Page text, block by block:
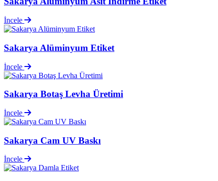
İncele
Sakarya Alüminyum Etiket
İncele
Sakarya Botaş Levha Üretimi
İncele
Sakarya Cam UV Baskı
İncele